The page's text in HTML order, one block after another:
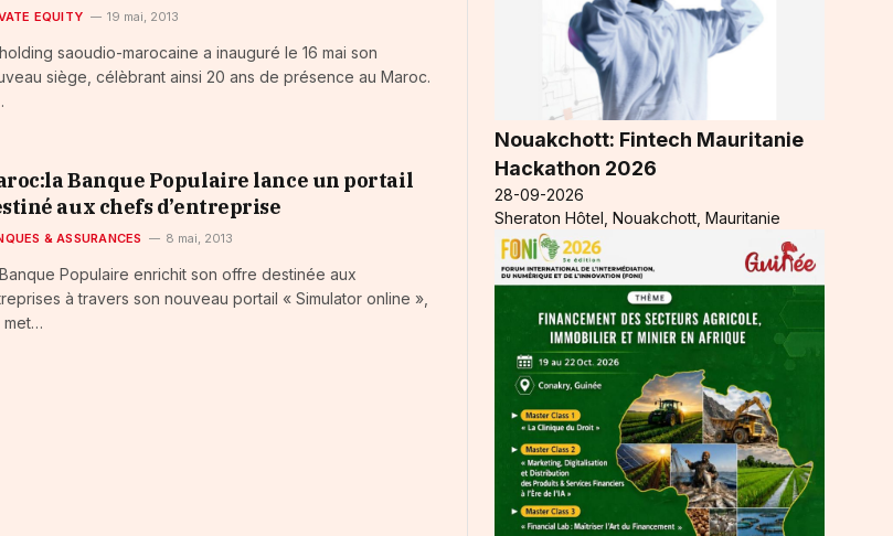
EQUITY 19 mai, 2013
saoudio-marocaine a inauguré le 16 mai son
siège, célèbrant ainsi 20 ans de présence au Maroc.
Banque Populaire lance un portail
aux chefs d’entreprise
& ASSURANCES 8 mai, 2013
Populaire enrichit son offre destinée aux
à travers son nouveau portail « Simulator online »,
met…
Nouakchott: Fintech Mauritanie
Hackathon 2026
28-09-2026
Sheraton Hôtel, Nouakchott, Mauritanie